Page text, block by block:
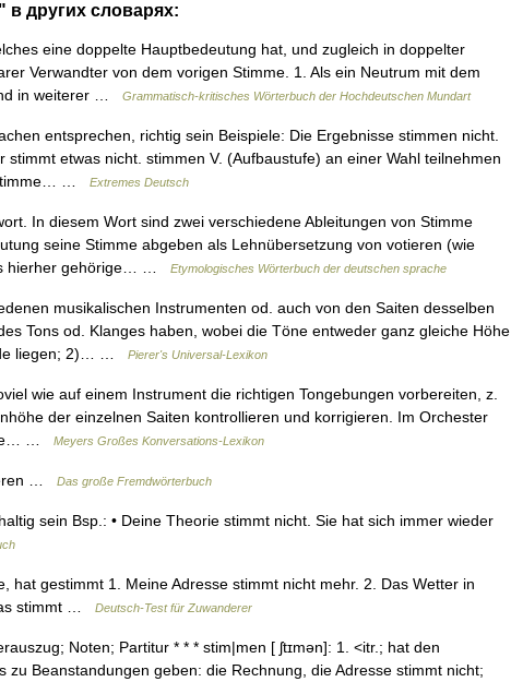
в других словарях:
eine doppelte Hauptbedeutung hat, und zugleich in doppelter
Verwandter von dem vorigen Stimme. 1. Als ein Neutrum mit dem
in weiterer …
Grammatisch-kritisches Wörterbuch der Hochdeutschen Mundart
entsprechen, richtig sein Beispiele: Die Ergebnisse stimmen nicht.
stimmt etwas nicht. stimmen V. (Aufbaustufe) an einer Wahl teilnehmen
…
Extremes Deutsch
In diesem Wort sind zwei verschiedene Ableitungen von Stimme
seine Stimme abgeben als Lehnübersetzung von votieren (wie
hierher gehörige… …
Etymologisches Wörterbuch der deutschen sprache
musikalischen Instrumenten od. auch von den Saiten desselben
Tons od. Klanges haben, wobei die Töne entweder ganz gleiche Höhe
liegen; 2)… …
Pierer's Universal-Lexikon
wie auf einem Instrument die richtigen Tongebungen vorbereiten, z.
der einzelnen Saiten kontrollieren und korrigieren. Im Orchester
…
Meyers Großes Konversations-Lexikon
… Das große Fremdwörterbuch
sein Bsp.: • Deine Theorie stimmt nicht. Sie hat sich immer wieder
hat gestimmt 1. Meine Adresse stimmt nicht mehr. 2. Das Wetter in
stimmt …
Deutsch-Test für Zuwanderer
Noten; Partitur * * * stim|men [ ʃtɪmən]: 1. <itr.; hat den
zu Beanstandungen geben: die Rechnung, die Adresse stimmt nicht;